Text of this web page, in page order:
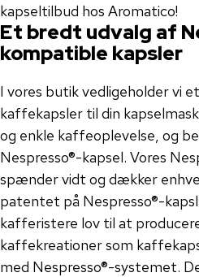
kapseltilbud hos Aromatico!
Et bredt udvalg af
kompatible kapsler
I vores butik vedligeholder vi
kaffekapsler til din
og enkle kaffeoplevelse, og
Nespresso®-kapsel. Vores
spænder vidt og dækker
patentet på Nespresso®-
kafferistere lov til at
kaffekreationer som
med Nespresso®-systemet.